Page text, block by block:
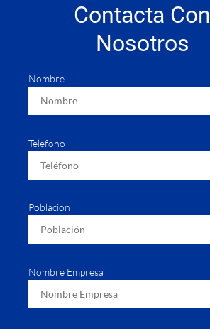
Contacta Con
Nosotros
Nombre
Teléfono
Población
Nombre Empresa